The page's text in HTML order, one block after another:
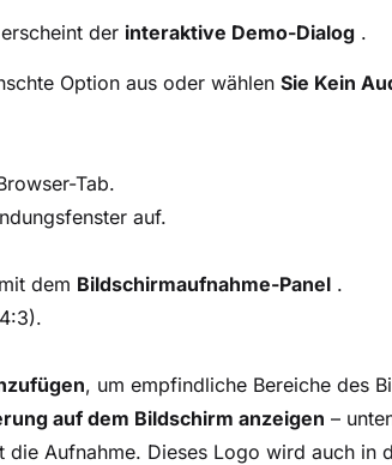
der interaktive Demo-Dialog .
Option aus oder wählen Sie Kein
Tab.
auf.
dem Bildschirmaufnahme-Panel .
, um empfindliche Bereiche des
auf dem Bildschirm anzeigen –
Aufnahme. Dieses Logo wird auch in